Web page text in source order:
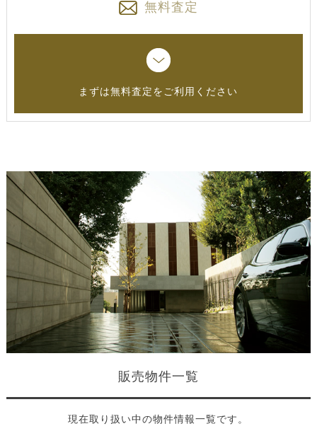
無料査定
まずは無料査定をご利用ください
販売物件一覧
現在取り扱い中の物件情報一覧です。